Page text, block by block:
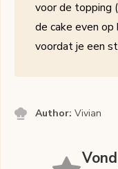
voor de topping
de cake even
voordat je een
Author:Vivian